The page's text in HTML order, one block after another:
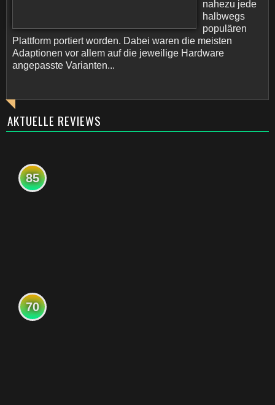
nahezu jede
halbwegs
populären
Plattform portiert worden. Dabei waren die meisten
Adaptionen vor allem auf die jeweilige Hardware
angepasste Varianten...
AKTUELLE REVIEWS
85
70